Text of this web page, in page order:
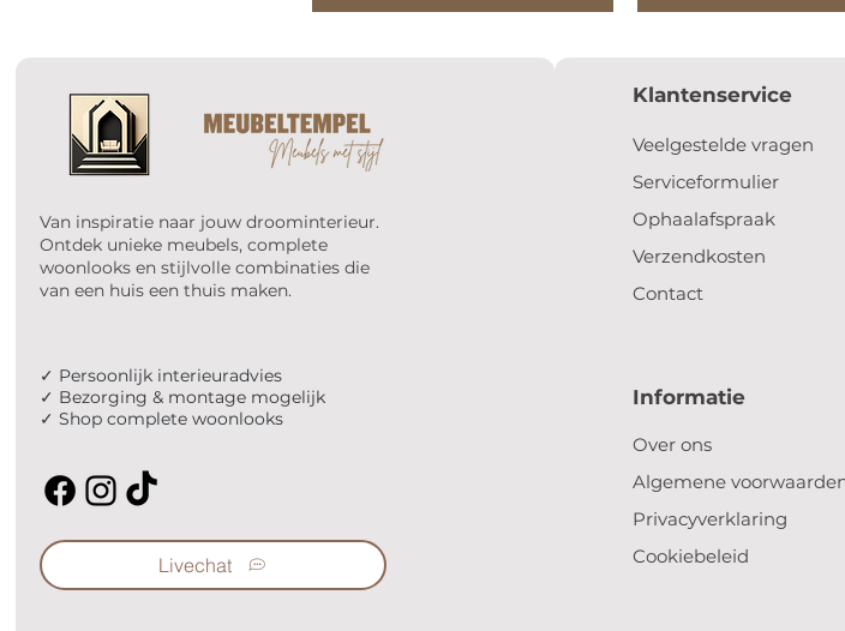
Van inspiratie naar jouw droominterieur.
Ontdek unieke meubels, complete
woonlooks en stijlvolle combinaties die
van een huis een thuis maken.
✓ Persoonlijk interieuradvies
✓ Bezorging & montage mogelijk
✓ Shop complete woonlooks
Livechat
Klantenservice
Veelgestelde vragen
Serviceformulier
Ophaalafspraak
Verzendkosten
Contact
Informatie
Over ons
Algemene
Privacyverklaring
Cookiebeleid